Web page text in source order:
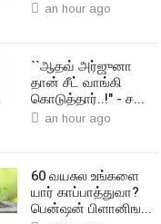
an hour ago
``ஆதவ் அர்ஜுனா
தான் சீட் வாங்கி
கொடுத்தார்..!" - ச...
an hour ago
60 வயசுல உங்களை
யார் காப்பாத்துவா?
பென்ஷன் பிளானிங...